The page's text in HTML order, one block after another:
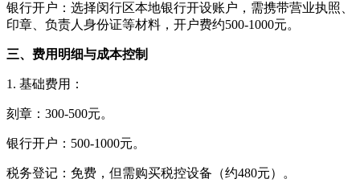
银行开户：选择闵行区本地银行开设账户，需携带营业执照、
印章、负责人身份证等材料，开户费约500-1000元。
三、费用明细与成本控制
1. 基础费用：
刻章：300-500元。
银行开户：500-1000元。
税务登记：免费，但需购买税控设备（约480元）。